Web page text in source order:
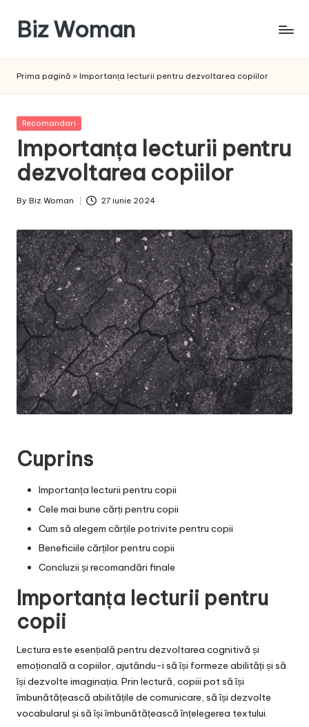
content
Biz Woman
succesul
Prima pagină » Importanța lecturii pentru dezvoltarea copiilor
Posted
Recomandari
Importanța lecturii pentru
dezvoltarea copiilor
Posted
By Biz Woman 27 iunie 2024
Cuprins
Importanța lecturii pentru copii
Cele mai bune cărți pentru copii
Cum să alegem cărțile potrivite pentru copii
Beneficiile cărților pentru copii
Concluzii și recomandări finale
Importanța lecturii pentru
copii
Lectura este esențială pentru dezvoltarea cognitivă și
emoțională a copiilor, ajutându-i să își formeze abilități și să
își dezvolte imaginația. Prin lectură, copiii pot să își
îmbunătățească abilitățile de comunicare, să își dezvolte
vocabularul și să își îmbunătățească înțelegerea textului.